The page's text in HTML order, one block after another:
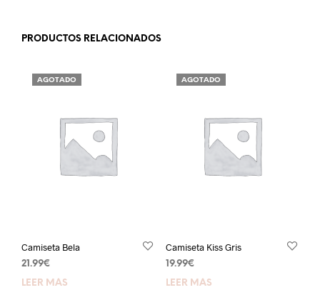
PRODUCTOS RELACIONADOS
AGOTADO
Camiseta Bela
21.99€
LEER MÁS
AGOTADO
Camiseta Kiss Gris
19.99€
LEER MÁS